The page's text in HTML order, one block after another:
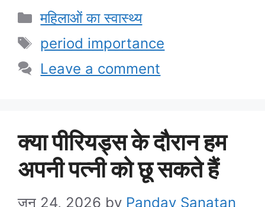
Categories
महिलाओं का स्वास्थ्य
Tags
period importance
Leave a comment
क्या पीरियड्स के दौरान हम
अपनी पत्नी को छू सकते हैं
जून 24, 2026 by Panday Sanatan